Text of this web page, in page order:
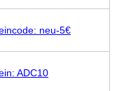
neu-5€
ADC10